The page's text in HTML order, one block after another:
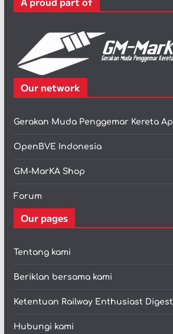
Our network
Gerakan Muda Penggemar Kereta
OpenBVE Indonesia
GM-MarKA Shop
Forum
Our pages
Tentang kami
Beriklan bersama kami
Ketentuan Railway Enthusiast
Hubungi kami